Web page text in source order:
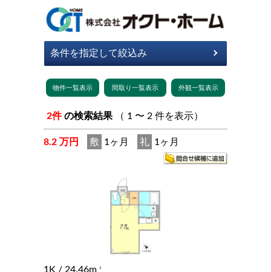
2件 の検索結果 （ 1 〜 2 件を表示）
8.2 万円 敷 1ヶ月 礼 1ヶ月
1K / 24.46m 2